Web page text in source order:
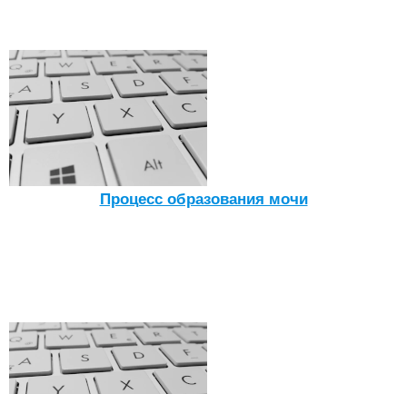
Процесс образования мочи